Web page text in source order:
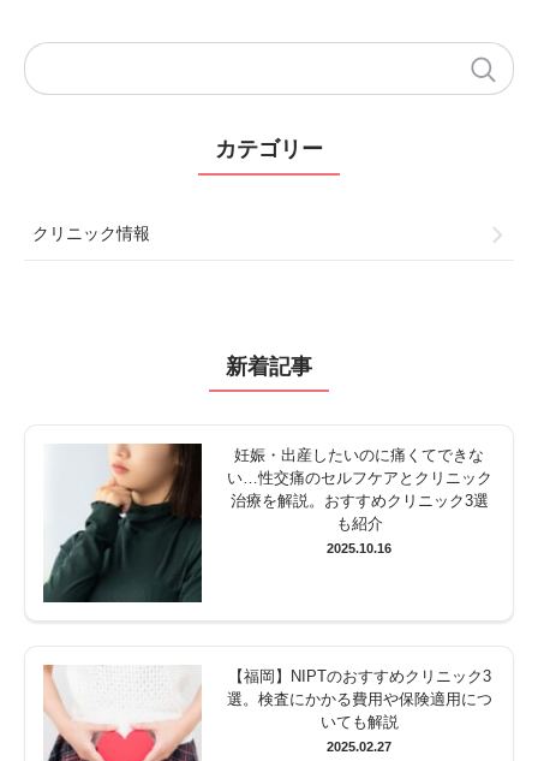
カテゴリー
クリニック情報
新着記事
妊娠・出産したいのに痛くてできな
い…性交痛のセルフケアとクリニック
治療を解説。おすすめクリニック3選
も紹介
2025.10.16
【福岡】NIPTのおすすめクリニック3
選。検査にかかる費用や保険適用につ
いても解説
2025.02.27